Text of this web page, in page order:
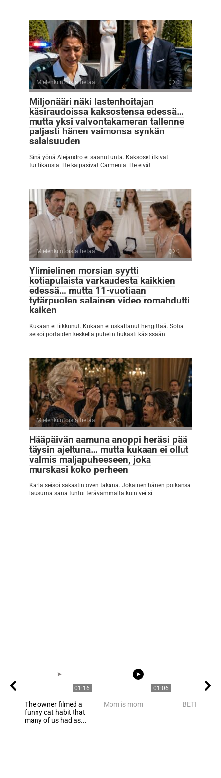
Mielenkiintoista tietää 0
Miljonääri näki lastenhoitajan
käsiraudoissa kaksostensa edessä…
mutta yksi valvontakameran tallenne
paljasti hänen vaimonsa synkän
salaisuuden
Sinä yönä Alejandro ei saanut unta. Kaksoset itkivät
tuntikausia. He kaipasivat Carmenia. He eivät
Mielenkiintoista tietää 0
Ylimielinen morsian syytti
kotiapulaista varkaudesta kaikkien
edessä… mutta 11-vuotiaan
tytärpuolen salainen video romahdutti
kaiken
Kukaan ei liikkunut. Kukaan ei uskaltanut hengittää. Sofia
seisoi portaiden keskellä puhelin tiukasti käsissään.
Mielenkiintoista tietää 0
Hääpäivän aamuna anoppi heräsi pää
täysin ajeltuna… mutta kukaan ei ollut
valmis maljapuheeseen, joka
murskasi koko perheen
Karla seisoi sakastin oven takana. Jokainen hänen poikansa
lausuma sana tuntui terävämmältä kuin veitsi.
01:16
The owner filmed a
funny cat habit that
many of us had as...
01:06
Mom is mom BETISIER